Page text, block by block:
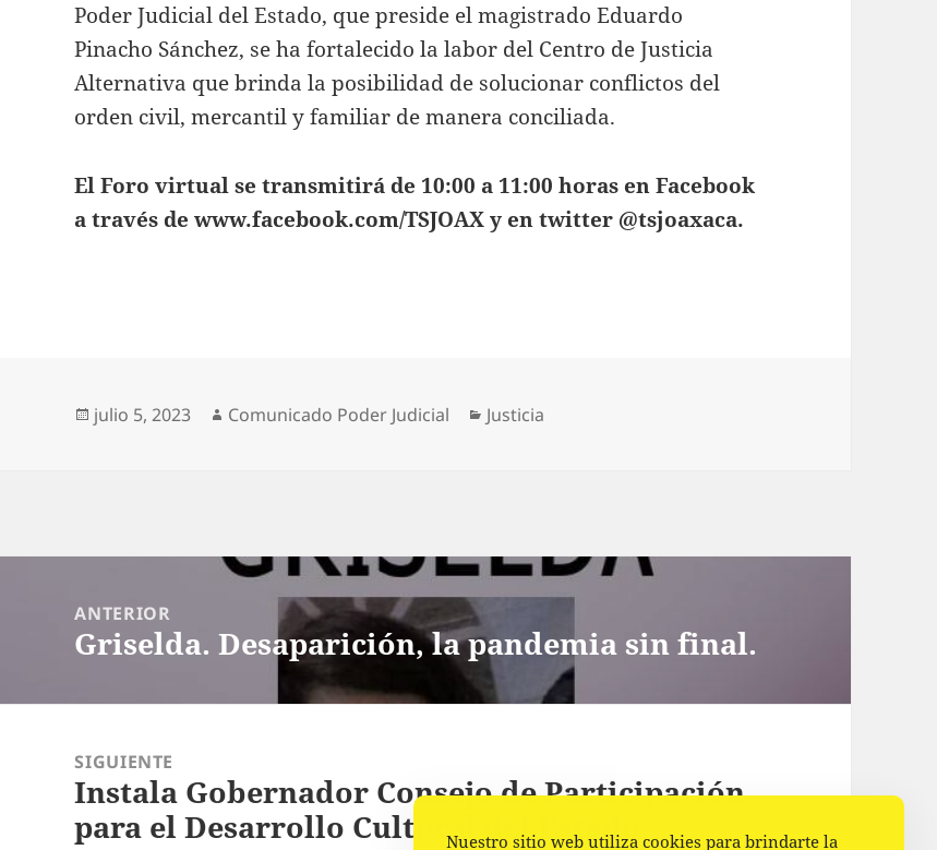
Poder Judicial del Estado, que preside el magistrado Eduardo
Pinacho Sánchez, se ha fortalecido la labor del Centro de Justicia
Alternativa que brinda la posibilidad de solucionar conflictos del
orden civil, mercantil y familiar de manera conciliada.
El Foro virtual se transmitirá de 10:00 a 11:00 horas en Facebook
a través de www.facebook.com/TSJOAX y en twitter @tsjoaxaca.
Publicado
julio 5, 2023 Autor
Comunicado Poder Judicial Categorías
Justicia
entradas
ANTERIOR
Entrada
Griselda. Desaparición, la pandemia sin final.
SIGUIENTE
Siguiente
entrada:
Instala Gobernador Consejo de Participación
para el Desarrollo Cultural del EstadoNuestro sitio web utiliza cookies para brindarte la